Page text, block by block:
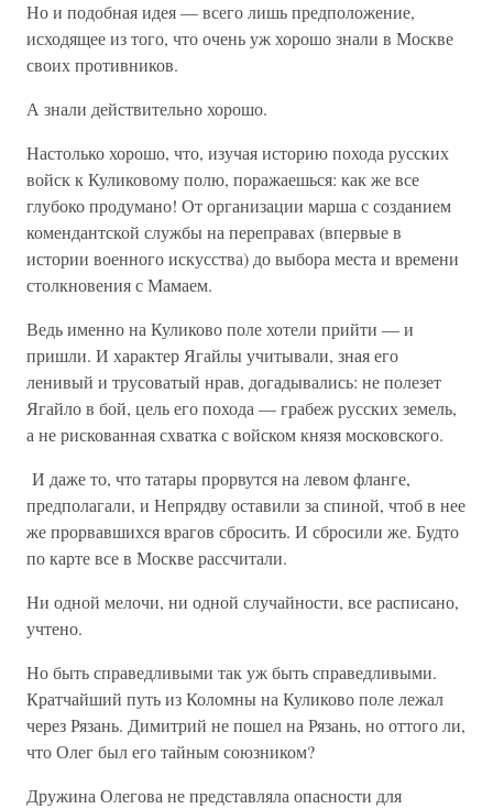
Но и подобная идея — всего лишь предположение,
исходящее из того, что очень уж хорошо знали в Москве
своих противников.
А знали действительно хорошо.
Настолько хорошо, что, изучая историю похода русских
войск к Куликовому полю, поражаешься: как же все
глубоко продумано! От организации марша с созданием
комендантской службы на переправах (впервые в
истории военного искусства) до выбора места и времени
столкновения с Мамаем.
Ведь именно на Куликово поле хотели прийти — и
пришли. И характер Ягайлы учитывали, зная его
ленивый и трусоватый нрав, догадывались: не полезет
Ягайло в бой, цель его похода — грабеж русских земель,
а не рискованная схватка с войском князя московского.
И даже то, что татары прорвутся на левом фланге,
предполагали, и Непрядву оставили за спиной, чтоб в нее
же прорвавшихся врагов сбросить. И сбросили же. Будто
по карте все в Москве рассчитали.
Ни одной мелочи, ни одной случайности, все расписано,
учтено.
Но быть справедливыми так уж быть справедливыми.
Кратчайший путь из Коломны на Куликово поле лежал
через Рязань. Димитрий не пошел на Рязань, но оттого ли,
что Олег был его тайным союзником?
Дружина Олегова не представляла опасности для